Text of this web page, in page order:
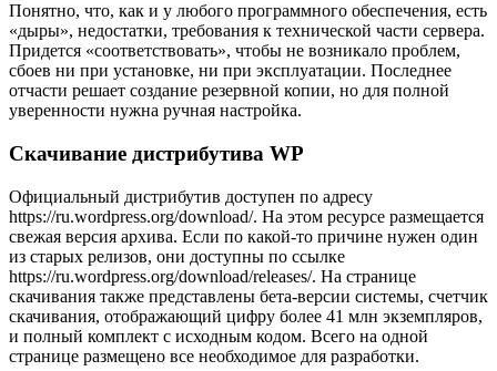
Понятно, что, как и у любого программного обеспечения, есть
«дыры», недостатки, требования к технической части сервера.
Придется «соответствовать», чтобы не возникало проблем,
сбоев ни при установке, ни при эксплуатации. Последнее
отчасти решает создание резервной копии, но для полной
уверенности нужна ручная настройка.
Скачивание дистрибутива WP
Официальный дистрибутив доступен по адресу
https://ru.wordpress.org/download/. На этом ресурсе размещается
свежая версия архива. Если по какой-то причине нужен один
из старых релизов, они доступны по ссылке
https://ru.wordpress.org/download/releases/. На странице
скачивания также представлены бета-версии системы, счетчик
скачивания, отображающий цифру более 41 млн экземпляров,
и полный комплект с исходным кодом. Всего на одной
странице размещено все необходимое для разработки.